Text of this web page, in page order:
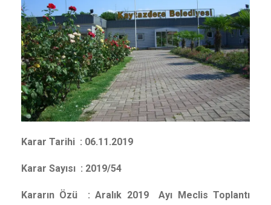
Karar Tarihi : 06.11.2019
Karar Sayısı : 2019/54
Kararın Özü : Aralık 2019 Ayı Meclis Toplantı